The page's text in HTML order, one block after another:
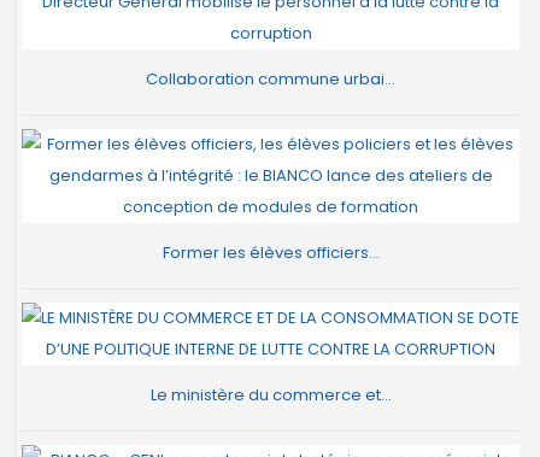
Collaboration commune urbai...
Former les élèves officiers...
Le ministère du commerce et...